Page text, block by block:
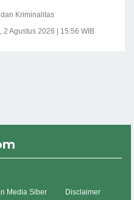
Kriminalitas
2 Agustus 2026 | 15:56 WIB
Media Siber Disclaimer